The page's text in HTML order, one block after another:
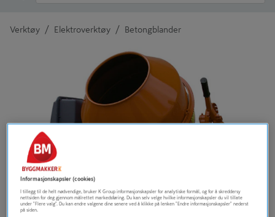
Verktøy / Elektroverktøy / Betongblander
Detaljert beskrivelse finnes i produktbeskrivelsen
Informasjonskapsler (cookies)
I tillegg til de helt nødvendige, bruker K Group informasjonskapsler for analytiske formål, og for å skreddersy
nettsiden for deg gjennom målrettet markedsføring. Du kan selv velge hvilke informasjonskapsler du vil tillate
under "Flere valg". Du kan endre valgene dine senere ved å klikke på lenken "Endre informasjonskapsler" nederst
på siden.